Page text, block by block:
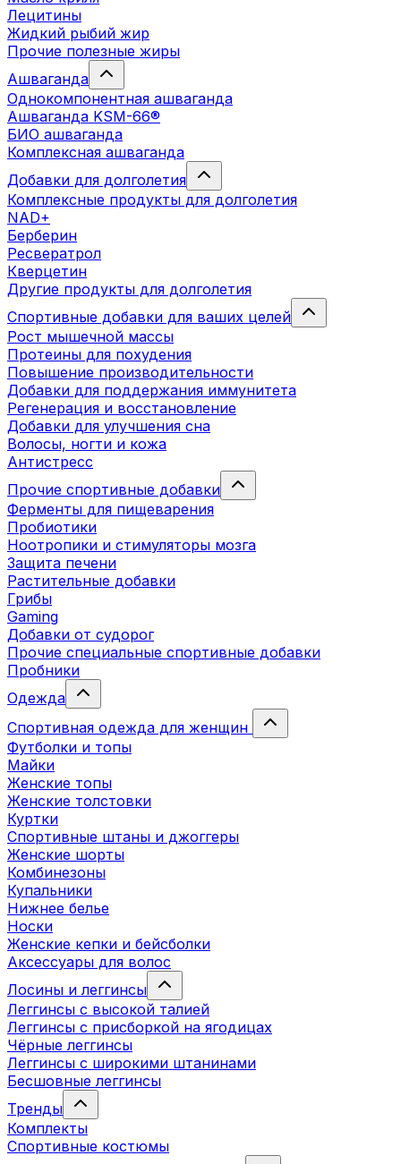
Лецитины
Жидкий рыбий жир
Прочие полезные жиры
Ашваганда
Однокомпонентная ашваганда
Ашваганда KSM-66®
БИО ашваганда
Комплексная ашваганда
Добавки для долголетия
Комплексные продукты для долголетия
NAD+
Берберин
Ресвератрол
Кверцетин
Другие продукты для долголетия
Спортивные добавки для ваших целей
Рост мышечной массы
Протеины для похудения
Повышение производительности
Добавки для поддержания иммунитета
Регенерация и восстановление
Добавки для улучшения сна
Волосы, ногти и кожа
Антистресс
Прочие спортивные добавки
Ферменты для пищеварения
Пробиотики
Ноотропики и стимуляторы мозга
Защита печени
Растительные добавки
Грибы
Gaming
Добавки от судорог
Прочие специальные спортивные добавки
Пробники
Одежда
Спортивная одежда для женщин
Футболки и топы
Майки
Женские топы
Женские толстовки
Куртки
Спортивные штаны и джоггеры
Женские шорты
Комбинезоны
Купальники
Нижнее белье
Носки
Женские кепки и бейсболки
Аксессуары для волос
Лосины и леггинсы
Леггинсы с высокой талией
Леггинсы с присборкой на ягодицах
Чёрные леггинсы
Леггинсы с широкими штанинами
Бесшовные леггинсы
Тренды
Комплекты
Спортивные костюмы